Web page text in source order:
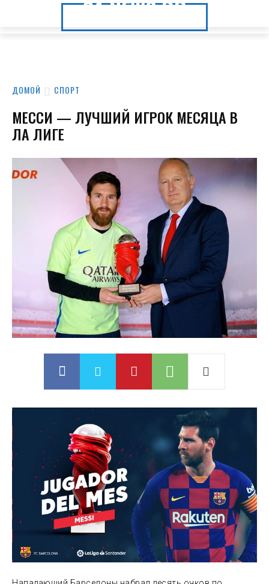
24.NEWS.DP
24.NEWS.DP
ДОМОЙ СПОРТ
МЕССИ — ЛУЧШИЙ ИГРОК МЕСЯЦА В
ЛА ЛИГЕ